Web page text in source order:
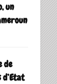
un
de